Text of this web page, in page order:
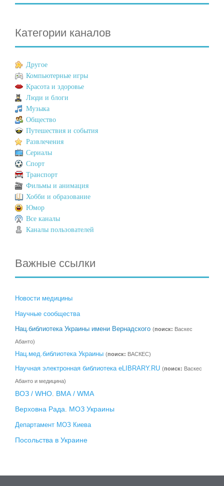
Категории каналов
Другое
Компьютерные игры
Красота и здоровье
Люди и блоги
Музыка
Общество
Путешествия и события
Развлечения
Сериалы
Спорт
Транспорт
Фильмы и анимация
Хобби и образование
Юмор
Все каналы
Каналы пользователей
Важные ссылки
Новости медицины
Научные сообщества
Нац.библиотека Украины имени Вернадского (поиск: Васкес
Абанто)
Нац.мед.библиотека Украины (поиск: ВАСКЕС)
Научная электронная библиотека eLIBRARY.RU (поиск: Васкес
Абанто и медицина)
ВОЗ / WHO ВМА / WMA
Верховна Рада
МОЗ Украины
Департамент МОЗ Киева
Посольства в Украине